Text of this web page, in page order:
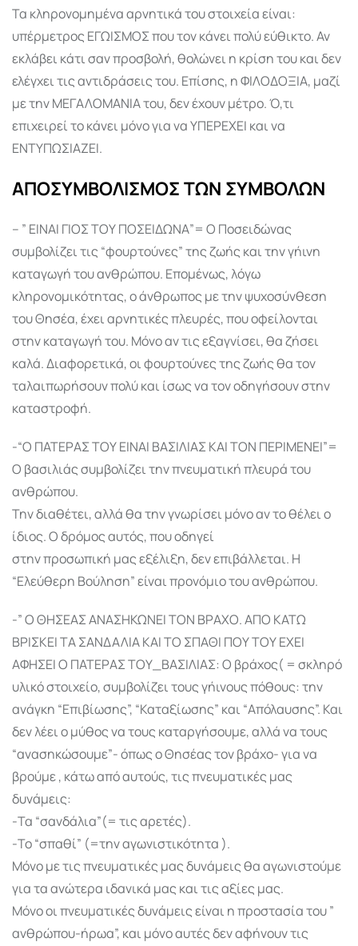
Τα κληρονομημένα αρνητικά του στοιχεία είναι:
υπέρμετρος ΕΓΩΙΣΜΟΣ που τον κάνει πολύ εύθικτο. Αν
εκλάβει κάτι σαν προσβολή, θολώνει η κρίση του και δεν
ελέγχει τις αντιδράσεις του. Επίσης, η ΦΙΛΟΔΟΞΙΑ, μαζί
με την ΜΕΓΑΛΟΜΑΝΙΑ του, δεν έχουν μέτρο. Ό,τι
επιχειρεί το κάνει μόνο για να ΥΠΕΡΕΧΕΙ και να
ΕΝΤΥΠΩΣΙΑΖΕΙ.
ΑΠΟΣΥΜΒΟΛΙΣΜΟΣ ΤΩΝ ΣΥΜΒΟΛΩΝ
– ” ΕΙΝΑΙ ΓΙΟΣ ΤΟΥ ΠΟΣΕΙΔΩΝΑ”= Ο Ποσειδώνας
συμβολίζει τις “φουρτούνες” της ζωής και την γήινη
καταγωγή του ανθρώπου. Επομένως, λόγω
κληρονομικότητας, ο άνθρωπος με την ψυχοσύνθεση
του Θησέα, έχει αρνητικές πλευρές, που οφείλονται
στην καταγωγή του. Μόνο αν τις εξαγνίσει, θα ζήσει
καλά. Διαφορετικά, οι φουρτούνες της ζωής θα τον
ταλαιπωρήσουν πολύ και ίσως να τον οδηγήσουν στην
καταστροφή.
-“Ο ΠΑΤΕΡΑΣ ΤΟΥ ΕΙΝΑΙ ΒΑΣΙΛΙΑΣ ΚΑΙ ΤΟΝ ΠΕΡΙΜΕΝΕΙ”=
Ο βασιλιάς συμβολίζει την πνευματική πλευρά του
ανθρώπου.
Την διαθέτει, αλλά θα την γνωρίσει μόνο αν το θέλει ο
ίδιος. Ο δρόμος αυτός, που οδηγεί
στην προσωπική μας εξέλιξη, δεν επιβάλλεται. Η
“Ελεύθερη Βούληση” είναι προνόμιο του ανθρώπου.
-” Ο ΘΗΣΕΑΣ ΑΝΑΣΗΚΩΝΕΙ ΤΟΝ ΒΡΑΧΟ. ΑΠΟ ΚΑΤΩ
ΒΡΙΣΚΕΙ ΤΑ ΣΑΝΔΑΛΙΑ ΚΑΙ ΤΟ ΣΠΑΘΙ ΠΟΥ ΤΟΥ ΕΧΕΙ
ΑΦΗΣΕΙ Ο ΠΑΤΕΡΑΣ ΤΟΥ_ΒΑΣΙΛΙΑΣ: Ο βράχος( = σκληρό
υλικό στοιχείο, συμβολίζει τους γήινους πόθους: την
ανάγκη “Επιβίωσης”, “Καταξίωσης” και “Απόλαυσης”. Και
δεν λέει ο μύθος να τους καταργήσουμε, αλλά να τους
“ανασηκώσουμε”- όπως ο Θησέας τον βράχο- για να
βρούμε , κάτω από αυτούς, τις πνευματικές μας
δυνάμεις:
-Τα “σανδάλια”(= τις αρετές).
-Το “σπαθί” (=την αγωνιστικότητα ).
Μόνο με τις πνευματικές μας δυνάμεις θα αγωνιστούμε
για τα ανώτερα ιδανικά μας και τις αξίες μας.
Μόνο οι πνευματικές δυνάμεις είναι η προστασία του ”
ανθρώπου-ήρωα”, και μόνο αυτές δεν αφήνουν τις